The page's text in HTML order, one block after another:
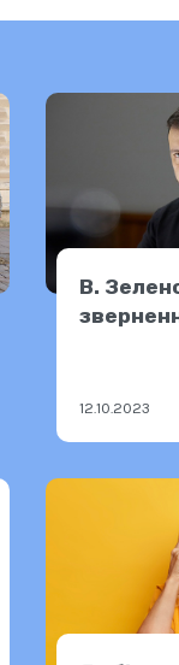
В.
12.10.2023